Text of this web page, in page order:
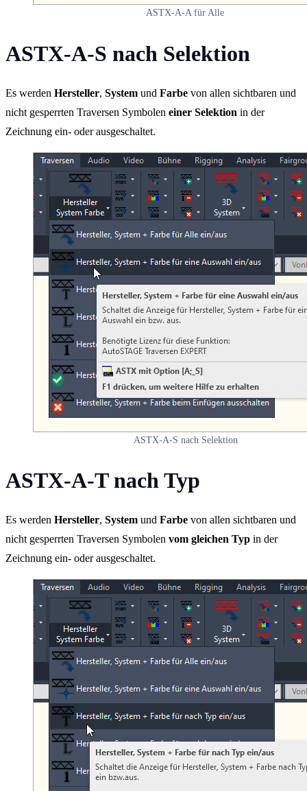
ASTX-A-A für Alle
ASTX-A-S nach Selektion
Es werden Hersteller, System und Farbe von allen sichtbaren und
nicht gesperrten Traversen Symbolen einer Selektion in der
Zeichnung ein- oder ausgeschaltet.
ASTX-A-S nach Selektion
ASTX-A-T nach Typ
Es werden Hersteller, System und Farbe von allen sichtbaren und
nicht gesperrten Traversen Symbolen vom gleichen Typ in der
Zeichnung ein- oder ausgeschaltet.